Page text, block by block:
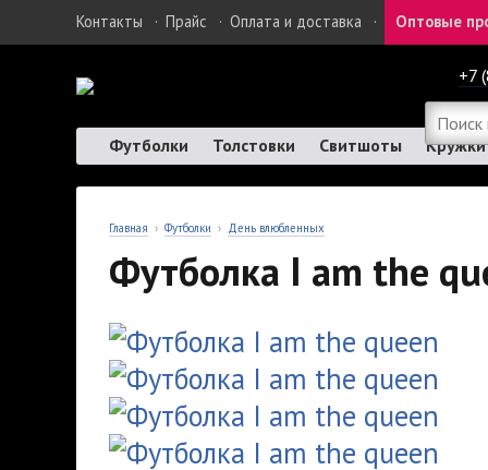
Контакты · Прайс · Оплата и доставка · Оптовые
+7
Футболки Толстовки Свитшоты Кружки
Главная › Футболки › День влюбленных
Футболка I am the